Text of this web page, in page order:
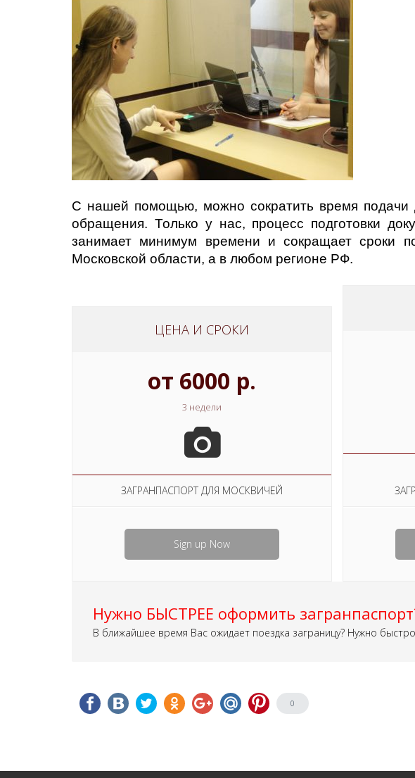
С нашей помощью, можно сократить время подачи
обращения. Только у нас, процесс подготовки
занимает минимум времени и сокращает сроки
Московской области, а в любом регионе РФ.
ЦЕНА И СРОКИ
от 6000 р.
3 недели
ЗАГРАНПАСПОРТ ДЛЯ МОСКВИЧЕЙ
Sign up Now
Нужно БЫСТРЕЕ оформить
В ближайшее время Вас ожидает поездка заграницу? Нужно
0